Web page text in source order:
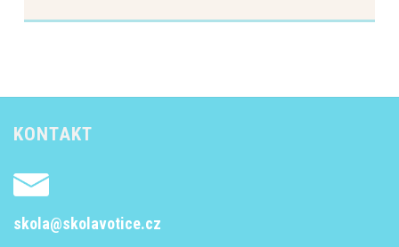
KONTAKT
skola@skolavotice.cz